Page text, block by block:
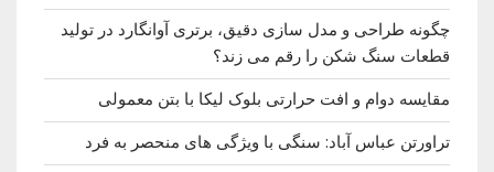
چگونه طراحی و مدل سازی دقیق، برتری آوانگارد در تولید
قطعات سنگ شکن را رقم می زند؟
مقایسه دوام و افت حرارتی بلوک لیکا با بتن معمولی
تراورتن عباس آباد: سنگی با ویژگی های منحصر به فرد